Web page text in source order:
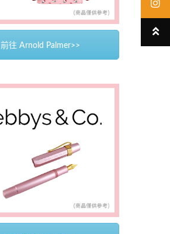
前往 Arnold Palmer>>